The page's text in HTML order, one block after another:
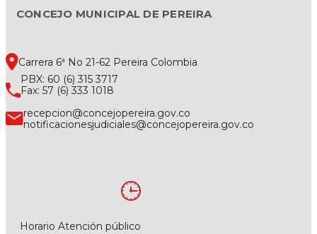
CONCEJO MUNICIPAL DE PEREIRA
Carrera 6ª No 21-62 Pereira Colombia
PBX: 60 (6) 315 3717
Fax: 57 (6) 333 1018
recepcion@concejopereira.gov.co
notificacionesjudiciales@concejopereira.gov.co
Horario Atención público